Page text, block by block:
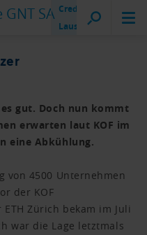
Creditreform
Lausanne
gut. Doch nun kommt
erwarten laut KOF im
eine Abkühlung.
von 4500 Unternehmen
der KOF
Zürich bekam im Juli
war die Lage letztmals